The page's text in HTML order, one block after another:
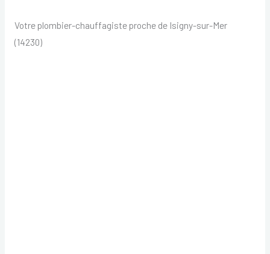
Votre plombier-chauffagiste proche de Isigny-sur-Mer
(14230)